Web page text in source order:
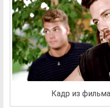
Кадр из